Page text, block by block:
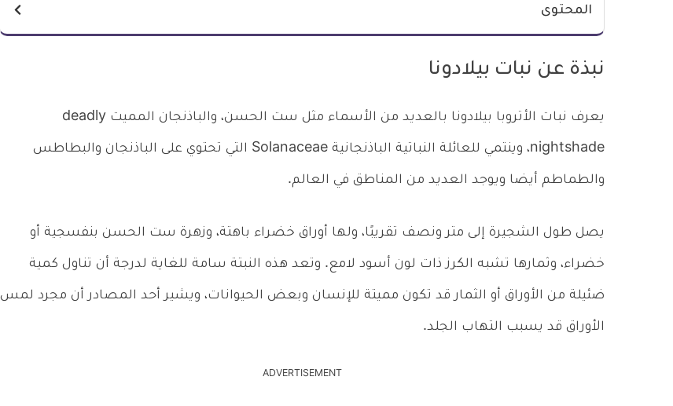
المحتوى
نبذة عن نبات بيلادونا
يعرف نبات الأتروبا بيلادونا بالعديد من الأسماء مثل ست الحسن، والباذنجان المميت deadly
nightshade، وينتمي للعائلة النباتية الباذنجانية Solanaceae التي تحتوي على الباذنجان والبطاطس
والطماطم أيضا ويوجد العديد من المناطق في العالم.
يصل طول الشجيرة إلى متر ونصف تقريبًا، ولها أوراق خضراء باهتة، وزهرة ست الحسن بنفسجية أو
خضراء، وثمارها تشبه الكرز ذات لون أسود لامع. وتعد هذه النبتة سامة للغاية لدرجة أن تناول كمية
ضئيلة من الأوراق أو الثمار قد تكون مميتة للإنسان وبعض الحيوانات، ويشير أحد المصادر أن مجرد لمس
الأوراق قد يسبب التهاب الجلد.
ADVERTISEMENT